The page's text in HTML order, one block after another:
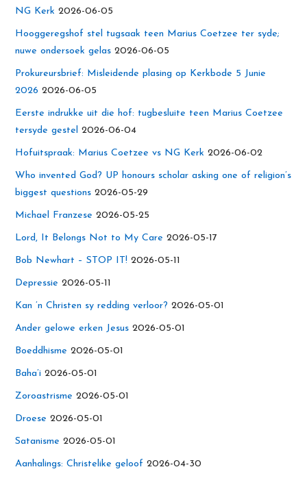
NG Kerk 2026-06-05
Hooggeregshof stel tugsaak teen Marius Coetzee ter syde;
nuwe ondersoek gelas 2026-06-05
Prokureursbrief: Misleidende plasing op Kerkbode 5 Junie
2026 2026-06-05
Eerste indrukke uit die hof: tugbesluite teen Marius Coetzee
tersyde gestel
2026-06-04
Hofuitspraak: Marius Coetzee vs NG Kerk 2026-06-02
Who invented God? UP honours scholar asking one of religion’s
biggest questions 2026-05-29
Michael Franzese 2026-05-25
Lord, It Belongs Not to My Care 2026-05-17
Bob Newhart – STOP IT! 2026-05-11
Depressie 2026-05-11
Kan ’n Christen sy redding verloor? 2026-05-01
Ander gelowe erken Jesus 2026-05-01
Boeddhisme 2026-05-01
Baha’i 2026-05-01
Zoroastrisme 2026-05-01
Droese 2026-05-01
Satanisme 2026-05-01
Aanhalings: Christelike geloof 2026-04-30